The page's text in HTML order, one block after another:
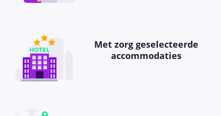
Met zorg geselecteerde
accommodaties